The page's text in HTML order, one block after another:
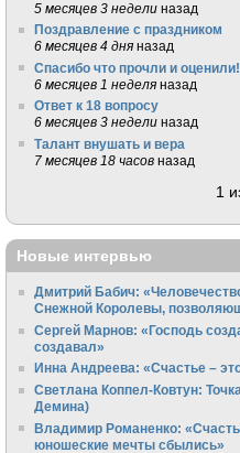
5 месяцев 3 недели назад
Поздравление с праздником
6 месяцев 4 дня назад
Спасибо что прочли и оценили!
6 месяцев 1 неделя назад
Ответ к 18 вопросу
6 месяцев 3 недели назад
Талант внушать и вера
7 месяцев 18 часов назад
1
Новые интервью
Дмитрий Бабич:
Снежной Королевы,
Сергей Марнов: «Господь
создавал»
Инна Андреева: «Счастье –
Светлана Коппел-Ковтун:
Демина)
Владимир Романенко:
юношеские мечты сбылись»